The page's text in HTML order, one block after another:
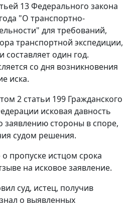
13Федерального закона
"О транспортно-
для требований,
транспортной экспедиции,
составляет один год.
со дня возникновения
иска.
2 статьи 199 Гражданского
исковая давность
заявлению стороны в споре,
судом решения.
пропуске истцом срока
на исковое заявление.
суд, истец, получив
о выявленных